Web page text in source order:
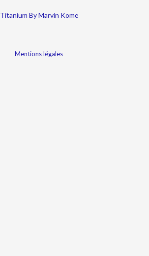
Titanium By Marvin Kome
Mentions légales